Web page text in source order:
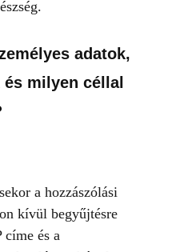
adatok,
milyen céllal
a hozzászólási
kívül begyűjtésre
címe és a